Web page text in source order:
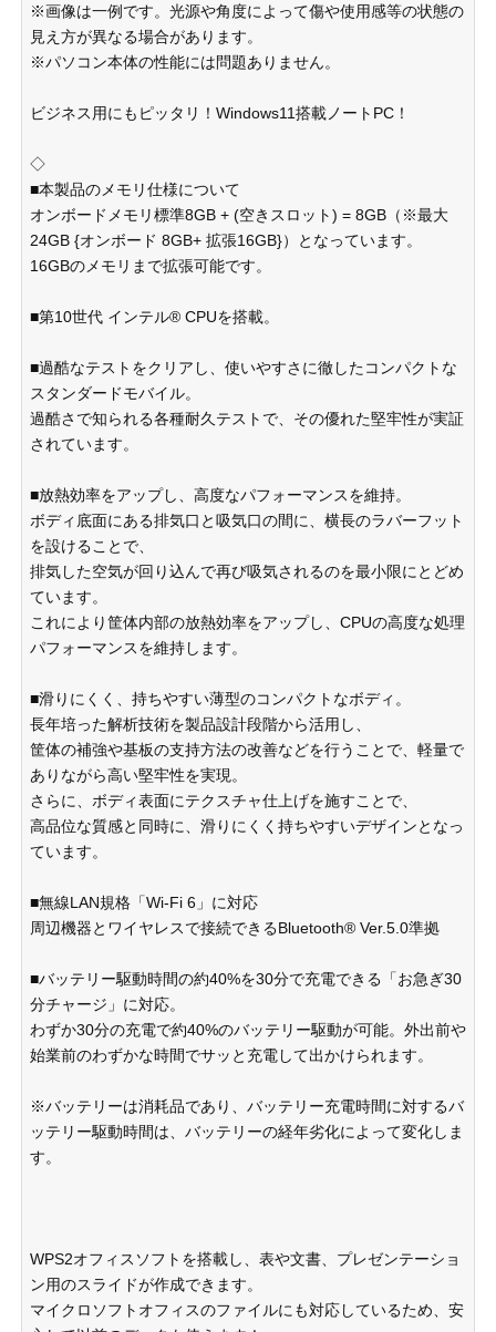
※画像は一例です。光源や角度によって傷や使用感等の状態の
見え方が異なる場合があります。
※パソコン本体の性能には問題ありません。
ビジネス用にもピッタリ！Windows11搭載ノートPC！
◇
■本製品のメモリ仕様について
オンボードメモリ標準8GB + (空きスロット) = 8GB（※最大
24GB {オンボード 8GB+ 拡張16GB}）となっています。
16GBのメモリまで拡張可能です。
■第10世代 インテル® CPUを搭載。
■過酷なテストをクリアし、使いやすさに徹したコンパクトな
スタンダードモバイル。
過酷さで知られる各種耐久テストで、その優れた堅牢性が実証
されています。
■放熱効率をアップし、高度なパフォーマンスを維持。
ボディ底面にある排気口と吸気口の間に、横長のラバーフット
を設けることで、
排気した空気が回り込んで再び吸気されるのを最小限にとどめ
ています。
これにより筐体内部の放熱効率をアップし、CPUの高度な処理
パフォーマンスを維持します。
■滑りにくく、持ちやすい薄型のコンパクトなボディ。
長年培った解析技術を製品設計段階から活用し、
筐体の補強や基板の支持方法の改善などを行うことで、軽量で
ありながら高い堅牢性を実現。
さらに、ボディ表面にテクスチャ仕上げを施すことで、
高品位な質感と同時に、滑りにくく持ちやすいデザインとなっ
ています。
■無線LAN規格「Wi-Fi 6」に対応
周辺機器とワイヤレスで接続できるBluetooth® Ver.5.0準拠
■バッテリー駆動時間の約40%を30分で充電できる「お急ぎ30
分チャージ」に対応。
わずか30分の充電で約40%のバッテリー駆動が可能。外出前や
始業前のわずかな時間でサッと充電して出かけられます。
※バッテリーは消耗品であり、バッテリー充電時間に対するバ
ッテリー駆動時間は、バッテリーの経年劣化によって変化しま
す。
WPS2オフィスソフトを搭載し、表や文書、プレゼンテーショ
ン用のスライドが作成できます。
マイクロソフトオフィスのファイルにも対応しているため、安